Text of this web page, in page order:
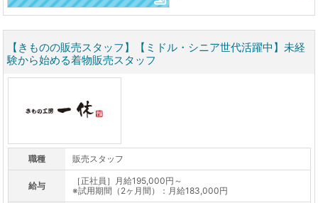
【きものの販売スタッフ】【ミドル・シニア世代活躍中】未経
験から始める着物販売スタッフ
職種 販売スタッフ
給与
［正社員］月給195,000円～
※試用期間（2ヶ月間）：月給183,000円